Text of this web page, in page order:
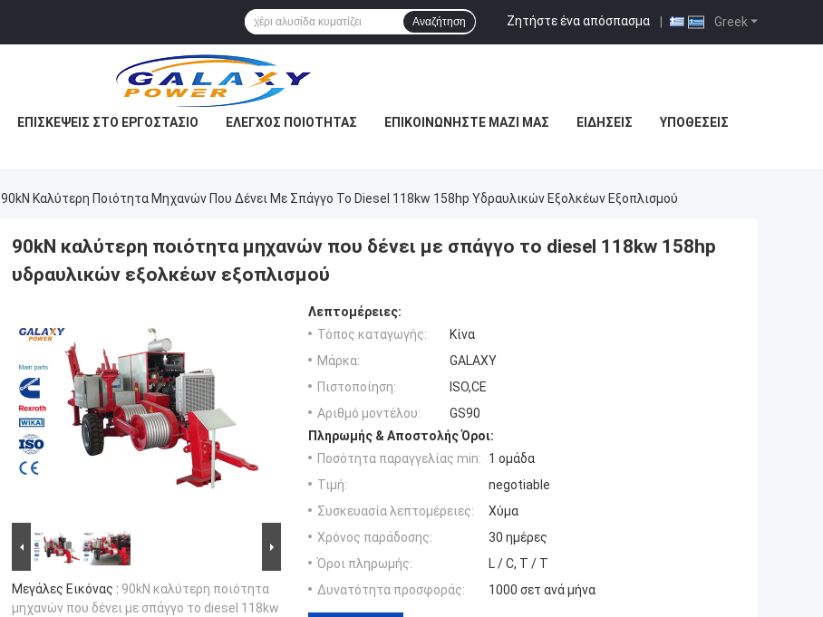
Greek
Ζητήστε ένα απόσπασμα |
Αναζήτηση
ΕΠΙΣΚΈΨΕΙΣ ΣΤΟ ΕΡΓΟΣΤΆΣΙΟ ΈΛΕΓΧΟΣ ΠΟΙΌΤΗΤΑΣ ΕΠΙΚΟΙΝΩΝΉΣΤΕ ΜΑΖΊ ΜΑΣ ΕΙΔΉΣΕΙΣ ΥΠΟΘΈΣΕΙΣ
90kN Καλύτερη Ποιότητα Μηχανών Που Δένει Με Σπάγγο Το Diesel 118kw 158hp Υδραυλικών Εξολκέων Εξοπλισμού
90kN καλύτερη ποιότητα μηχανών που δένει με σπάγγο το diesel 118kw 158hp
υδραυλικών εξολκέων εξοπλισμού
Μεγάλες Εικόνας : 90kN καλύτερη ποιότητα
μηχανών που δένει με σπάγγο το diesel 118kw
Λεπτομέρειες:
Τόπος καταγωγής:
Κίνα
Μάρκα:
GALAXY
Πιστοποίηση:
ISO,CE
Αριθμό μοντέλου:
GS90
Πληρωμής & Αποστολής Όροι:
Ποσότητα παραγγελίας min:
1 ομάδα
Τιμή:
negotiable
Συσκευασία λεπτομέρειες:
Χύμα
Χρόνος παράδοσης:
30 ημέρες
Όροι πληρωμής:
L / C, T / T
Δυνατότητα προσφοράς:
1000 σετ ανά μήνα